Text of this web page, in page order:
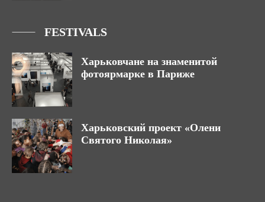
FESTIVALS
Харьковчане на знаменитой
фотоярмарке в Париже
Харьковский проект «Олени
Святого Николая»